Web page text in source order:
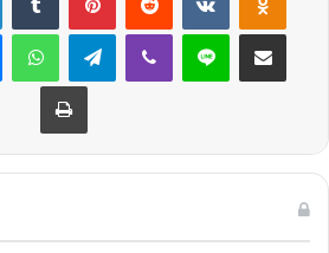
MessengerWhatsAppTelegramViber Line E-Posta ile
Yazdır